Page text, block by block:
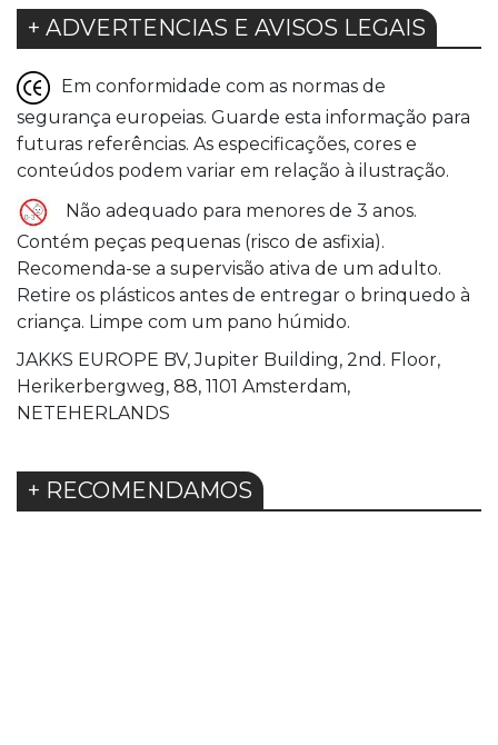
+ ADVERTENCIAS E AVISOS LEGAIS
Em conformidade com as normas de
segurança europeias. Guarde esta informação para
futuras referências. As especificações, cores e
conteúdos podem variar em relação à ilustração.
Não adequado para menores de 3 anos.
Contém peças pequenas (risco de asfixia).
Recomenda-se a supervisão ativa de um adulto.
Retire os plásticos antes de entregar o brinquedo à
criança. Limpe com um pano húmido.
JAKKS EUROPE BV, Jupiter Building, 2nd. Floor,
Herikerbergweg, 88, 1101 Amsterdam,
NETEHERLANDS
+ RECOMENDAMOS